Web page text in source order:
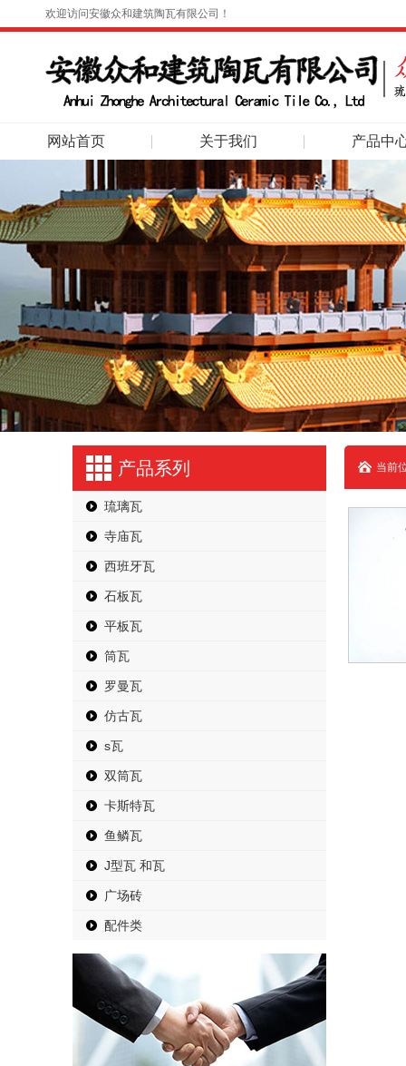
欢迎访问安徽众和建筑陶瓦有限公司！
网站首页 关于我们 产品中
产品系列
琉璃瓦
寺庙瓦
西班牙瓦
石板瓦
平板瓦
筒瓦
罗曼瓦
仿古瓦
s瓦
双筒瓦
卡斯特瓦
鱼鳞瓦
J型瓦 和瓦
广场砖
配件类
当前